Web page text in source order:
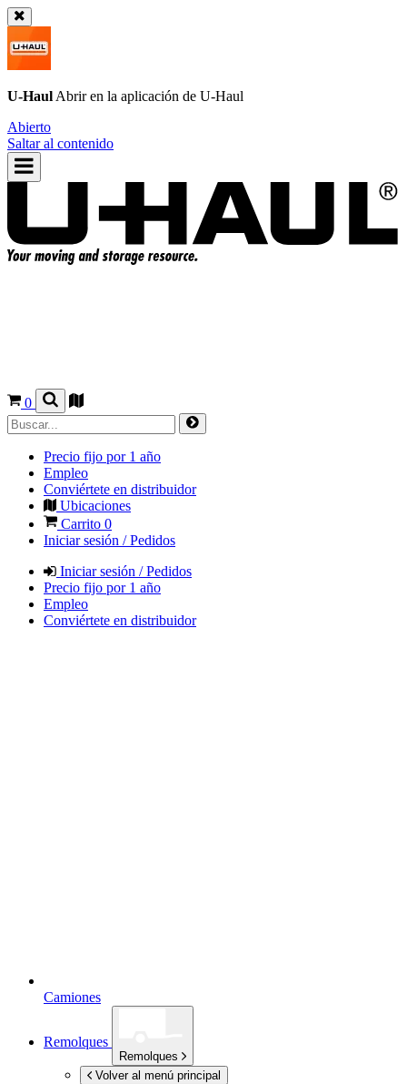
U-Haul Abrir en la aplicación de U-Haul
Abierto
Saltar al contenido
0
Precio fijo por 1 año
Empleo
Conviértete en distribuidor
Ubicaciones
Carrito 0
Iniciar sesión / Pedidos
Iniciar sesión / Pedidos
Precio fijo por 1 año
Empleo
Conviértete en distribuidor
Camiones
Remolques
Remolques
Volver al menú principal